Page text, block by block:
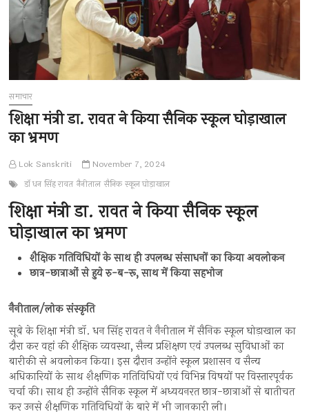
समाचार
शिक्षा मंत्री डा. रावत ने किया सैनिक स्कूल घोड़ाखाल
का भ्रमण
Lok Sanskriti
November 7, 2024
डॉ धन सिंह रावत नैनीताल सैनिक स्कूल घोड़ाखाल
शिक्षा मंत्री डा. रावत ने किया सैनिक स्कूल
घोड़ाखाल का भ्रमण
शैक्षिक गतिविधियों के साथ ही उपलब्ध संसाधनों का किया अवलोकन
छात्र-छात्राओं से हुये रु-ब-रू, साथ में किया सहभोज
नैनीताल/लोक संस्कृति
सूबे के शिक्षा मंत्री डॉ. धन सिंह रावत ने नैनीताल में सैनिक स्कूल घोड़ाखाल का
दौरा कर वहां की शैक्षिक व्यवस्था, सैन्य प्रशिक्षण एवं उपलब्ध सुविधाओं का
बारीकी से अवलोकन किया। इस दौरान उन्होंने स्कूल प्रशासन व सैन्य
अधिकारियों के साथ शैक्षणिक गतिविधियों एवं विभिन्न विषयों पर विस्तारपूर्वक
चर्चा की। साथ ही उन्होंने सैनिक स्कूल में अध्ययनरत छात्र-छात्राओं से बातीचत
कर उनसे शैक्षणिक गतिविधियों के बारे में भी जानकारी ली।